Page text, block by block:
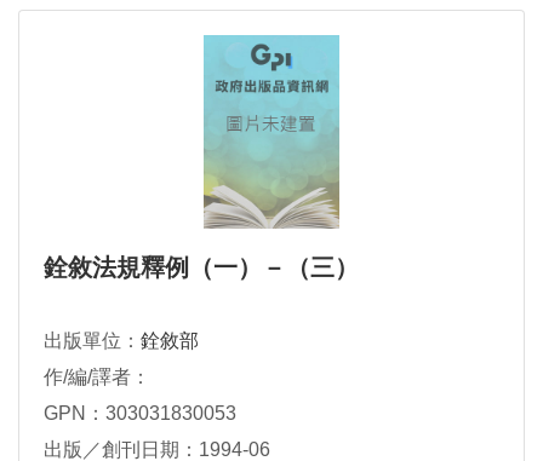
銓敘法規釋例（一）－（三）
出版單位： 銓敘部
作/編/譯者：
GPN：303031830053
出版／創刊日期：1994-06